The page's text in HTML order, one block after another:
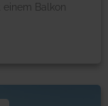
einem Balkon